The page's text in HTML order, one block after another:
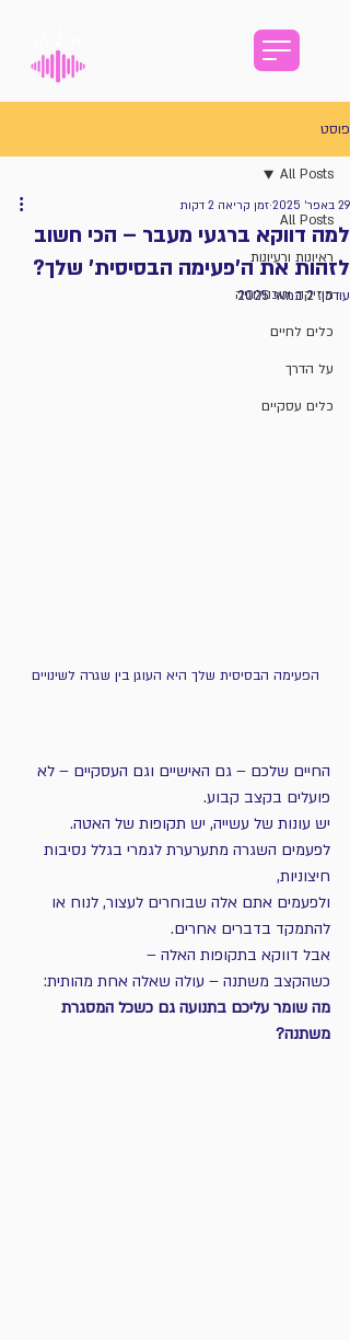
פוסט
All Posts
ראיונות ורעיונות
מוזיקה וטכנולוגיה
כלים לחיים
על הדרך
כלים עסקיים
All Posts
למה דווקא ברגעי מעבר – הכי חשוב
לזהות את ה'פעימה הבסיסית' שלך?
29 באפר׳ 2025 זמן קריאה 2 דקות
עודכן:2 במאי 2025
הפעימה הבסיסית שלך היא העוגן בין שגרה לשינויים
החיים שלכם – גם האישיים וגם העסקיים – לא
פועלים בקצב קבוע.
יש עונות של עשייה, יש תקופות של האטה.
לפעמים השגרה מתערערת לגמרי בגלל נסיבות
חיצוניות,
ולפעמים אתם אלה שבוחרים לעצור, לנוח או
להתמקד בדברים אחרים.
אבל דווקא בתקופות האלה –
כשהקצב משתנה – עולה שאלה אחת מהותית:
מה שומר עליכם בתנועה גם כשכל המסגרת
משתנה?